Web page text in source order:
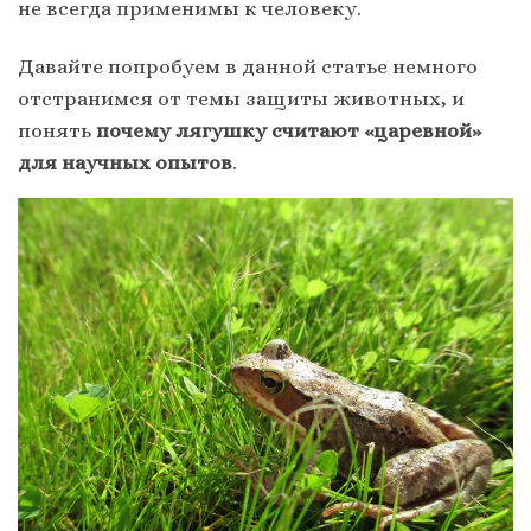
не всегда применимы к человеку.
Давайте попробуем в данной статье немного
отстранимся от темы защиты животных, и
понять почему лягушку считают «царевной»
для научных опытов.